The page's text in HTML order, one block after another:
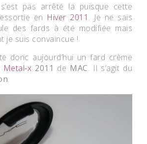
pas arrêté la puisque cette
en Hiver 2011 . Je ne sais
des fards à été modifiée mais
je suis convaincue !
donc aujourd’hui un fard crème
Metal-x 2011 de MAC. Il s’agit du
.